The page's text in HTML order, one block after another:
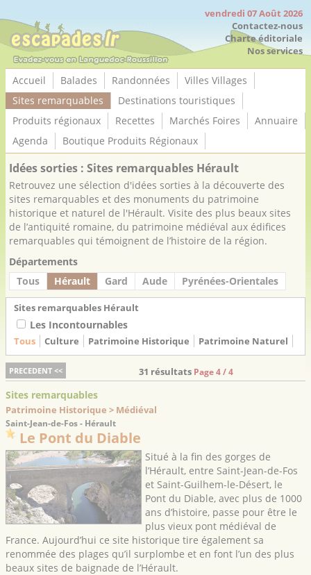
vendredi 07 Août 2026
Contactez-nous
Charte éditoriale
Nos services
Accueil Balades Randonnées
Villes Villages
Sites remarquables
Destinations touristiques
Produits régionaux
Recettes Marchés Foires
Annuaire
Agenda
Boutique Produits Régionaux
Idées sorties : Sites remarquables Hérault
Retrouvez une sélection d'idées sorties à la découverte des
sites remarquables et des monuments du patrimoine
historique et naturel de l'Hérault. Visite des plus beaux sites
de l’antiquité romaine, du patrimoine médiéval aux édifices
remarquables qui témoignent de l’histoire de la région.
Départements
Tous
Hérault Gard Aude Pyrénées-Orientales
Sites remarquables Hérault
Les Incontournables
Tous Culture Patrimoine Historique Patrimoine Naturel
PRECEDENT << 31 résultats Page 4 / 4
Sites remarquables
Patrimoine Historique > Médiéval
Saint-Jean-de-Fos - Hérault
Le Pont du Diable
Situé à la fin des gorges de
l’Hérault, entre Saint-Jean-de-Fos
et Saint-Guilhem-le-Désert, le
Pont du Diable, avec plus de 1000
ans d’histoire, passe pour être le
plus vieux pont médiéval de
France. Aujourd’hui ce site historique tire également sa
renommée des plages qu’il surplombe et en font l’un des plus
beaux sites de baignade de l’Hérault.